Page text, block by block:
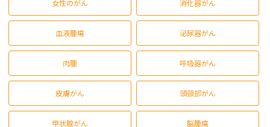
女性のがん 消化器がん
血液腫瘍 泌尿器がん
肉腫 呼吸器がん
皮膚がん 頭頸部がん
甲状腺がん 脳腫瘍